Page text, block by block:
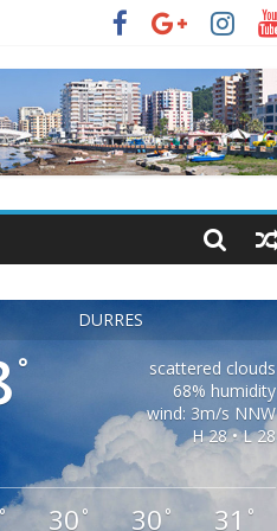
DURRES
°
scattered clouds
68% humidity
wind: 3m/s NNW
H 28 • L 28
° 30 ° 30° 31 °